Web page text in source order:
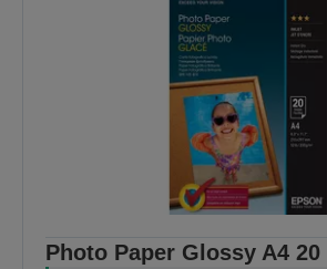
Photo Paper Glossy A4 20